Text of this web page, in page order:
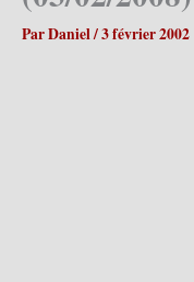
ParDaniel/3 février 2002